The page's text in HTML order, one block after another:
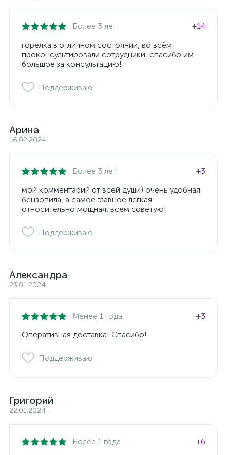
Более 3 лет
+14
горелка в отличном состоянии, во всём
проконсультировали сотрудники, спасибо им
большое за консультацию!
Поддерживаю
Арина
16.02.2024
Более 3 лет
+3
мой комментарий от всей души) очень удобная
бензопила, а самое главное лёгкая,
относительно мощная, всем советую!
Поддерживаю
Александра
23.01.2024
Менее 1 года
+3
Оперативная доставка! Спасибо!
Поддерживаю
Григорий
22.01.2024
Более 1 года
+6